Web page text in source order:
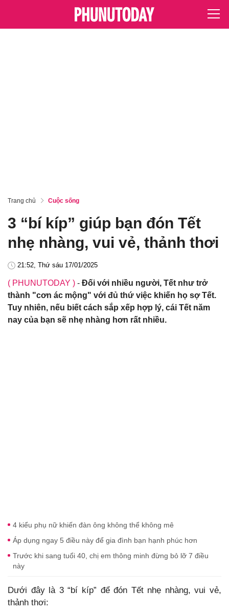
Trang chủ Cuộc sống
3 “bí kíp” giúp bạn đón Tết
nhẹ nhàng, vui vẻ, thảnh thơi
21:52, Thứ sáu 17/01/2025
( PHUNUTODAY ) - Đối với nhiều người, Tết như trở
thành "cơn ác mộng" với đủ thứ việc khiến họ sợ Tết.
Tuy nhiên, nếu biết cách sắp xếp hợp lý, cái Tết năm
nay của bạn sẽ nhẹ nhàng hơn rất nhiều.
4 kiểu phụ nữ khiến đàn ông không thể không mê
Áp dụng ngay 5 điều này để gia đình bạn hạnh phúc hơn
Trước khi sang tuổi 40, chị em thông minh đừng bỏ lỡ 7 điều
này
Dưới đây là 3 “bí kíp” để đón Tết nhẹ nhàng, vui vẻ,
thảnh thơi: